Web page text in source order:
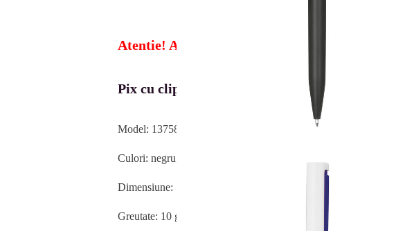
Atentie! Acest produs poate fi personalizat,
Pix cu clip mare
Model: 13758
Culori: negru, gri, albastru, rosu si alb
Dimensiune: 140 x 10 mm
Greutate: 10 g